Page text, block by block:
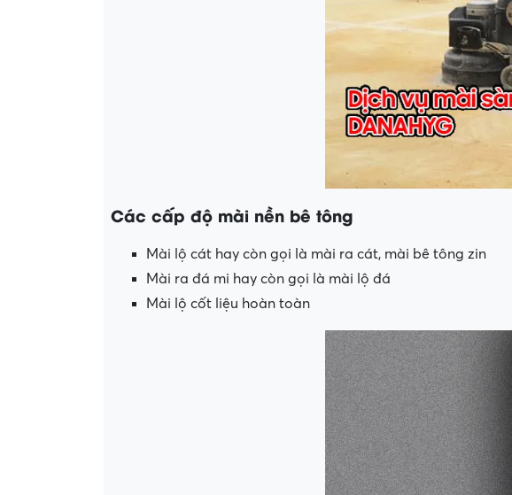
Các cấp độ mài nền bê tông
Mài lộ cát hay còn gọi là mài ra cát, mài bê tông zin
Mài ra đá mi hay còn gọi là mài lộ đá
Mài lộ cốt liệu hoàn toàn